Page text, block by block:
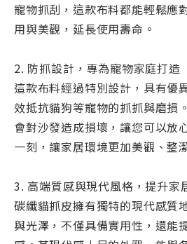
寵物抓刮，這款布料都能輕鬆應
用與美觀，延長使用壽命。
2. 防抓設計，專為寵物家庭打造
這款布料經過特別設計，具有優
效抵抗貓狗等寵物的抓抓與磨損
會對沙發造成損壞，讓您可以放
一刻，讓家居環境更加美觀、整
3. 高端質感與現代風格，提升家
碳纖貓抓皮擁有獨特的現代感質
與光澤，不僅具備實用性，還能